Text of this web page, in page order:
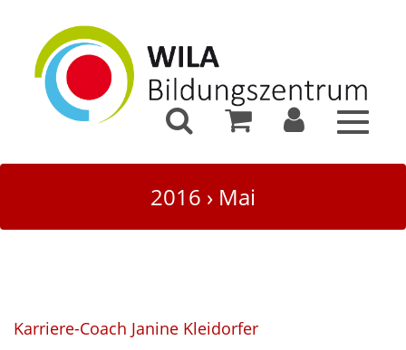
Toggle
2016 › Mai
Karriere-Coach Janine Kleidorfer